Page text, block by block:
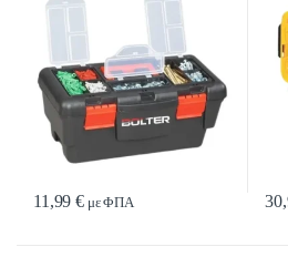
11,99€ με ΦΠΑ